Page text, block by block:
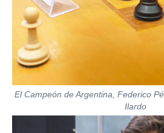
El Campeón de Argentina, Federico
Ilardo